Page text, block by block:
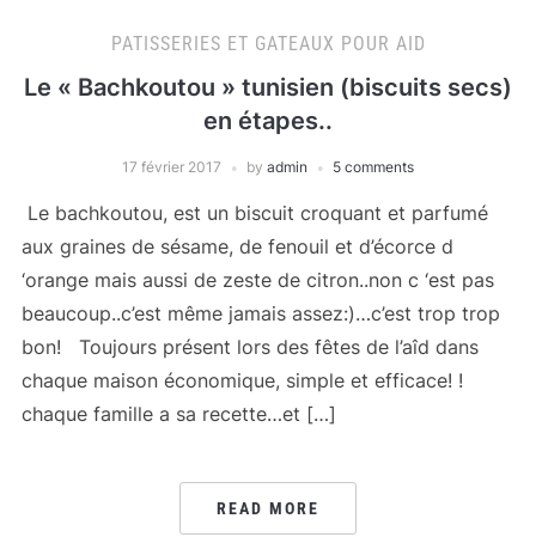
PATISSERIES ET GATEAUX POUR AID
Le « Bachkoutou » tunisien (biscuits secs)
en étapes..
17 février 2017 by admin 5 comments
Le bachkoutou, est un biscuit croquant et parfumé
aux graines de sésame, de fenouil et d’écorce d
‘orange mais aussi de zeste de citron..non c ‘est pas
beaucoup..c’est même jamais assez:)…c’est trop trop
bon! Toujours présent lors des fêtes de l’aîd dans
chaque maison économique, simple et efficace! !
chaque famille a sa recette…et […]
READ MORE